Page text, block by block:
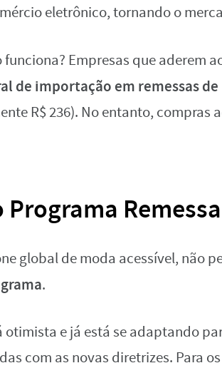
eletrônico, tornando o
funciona? Empresas que aderem
de importação em remessas de
R$ 236). No entanto, compras
Programa
global de moda acessível, não
.
otimista e já está se adaptando
com as novas diretrizes. Para